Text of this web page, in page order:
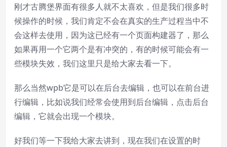
刚才古腾堡界面有很多人就不太喜欢，但是我们很多时
候操作的时候，我们肯定不会在真实的生产过程当中不
会这样去使用，因为这已经有一个页面构建器了，那么
如果再用一个它两个是有冲突的，有的时候可能会有一
些模块失效，我们这里只是给大家去看一下。
那么当然wpb它是可以在后台去编辑，也可以在前台进
行编辑，比如说我们经常会使用到后台编辑，点击后台
编辑，它就会出现一个模块。
好我们等一下我给大家去讲到，现在我们在设置的时